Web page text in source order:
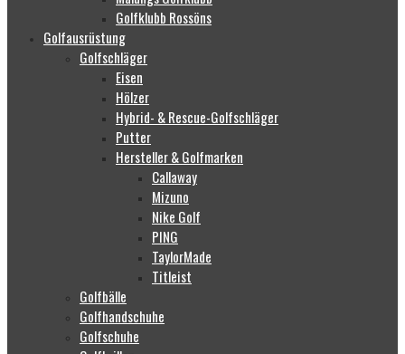
Golfklubb Rossöns
Golfausrüstung
Golfschläger
Eisen
Hölzer
Hybrid- & Rescue-Golfschläger
Putter
Hersteller & Golfmarken
Callaway
Mizuno
Nike Golf
PING
TaylorMade
Titleist
Golfbälle
Golfhandschuhe
Golfschuhe